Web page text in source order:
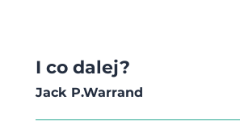
I co dalej?
Jack P.Warrand